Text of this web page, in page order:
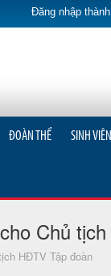
Đăng nhập
ĐOÀN THỂ SINH VIÊN
Chủ
HĐTV Tập đoàn